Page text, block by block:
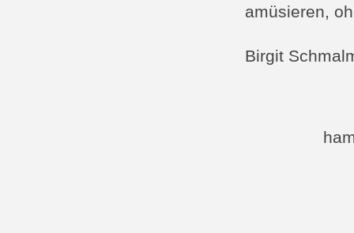
amüsieren,
Birgit